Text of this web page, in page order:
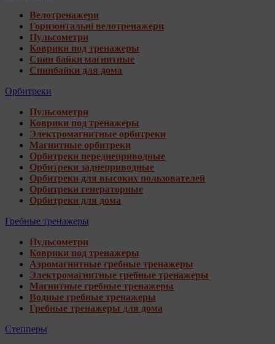
Велотренажери
Горизонтальні велотренажери
Пульсометри
Коврики под тренажеры
Спин байки магнитные
Спинбайки для дома
Орбитреки
Пульсометри
Коврики под тренажеры
Электромагнитные орбитреки
Магнитные орбитреки
Орбитреки переднеприводные
Орбитреки заднеприводные
Орбитреки для высоких пользователей
Орбитреки генераторные
Орбитреки для дома
Гребные тренажеры
Пульсометри
Коврики под тренажеры
Аэромагнитные гребные тренажеры
Электромагнитные гребные тренажеры
Магнитные гребные тренажеры
Водные гребные тренажеры
Гребные тренажеры для дома
Степперы